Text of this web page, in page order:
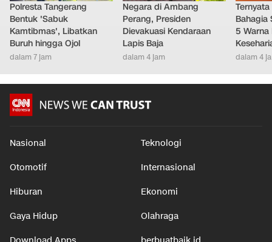
Polresta Tangerang
Bentuk 'Sabuk
Kamtibmas', Libatkan
Buruh hingga Ojol
dalam 7 jam
Negara di Ambang
Perang, Presiden
Dievakuasi Kendaraan
Lapis Baja
dalam 4 jam
Bahagia
5
dalam 4
Nasional Teknologi
Otomotif Internasional
Hiburan Ekonomi
Gaya Hidup Olahraga